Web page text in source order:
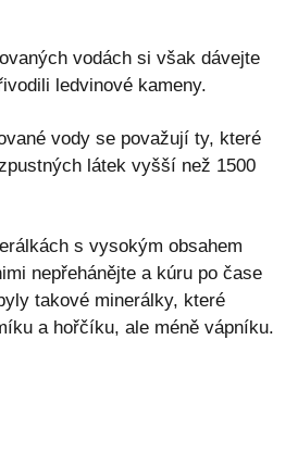
vodách si však dávejte
ledvinové kameny.
vody se považují ty, které
látek vyšší než 1500
s vysokým obsahem
nepřehánějte a kúru po čase
takové minerálky, které
a hořčíku, ale méně vápníku.